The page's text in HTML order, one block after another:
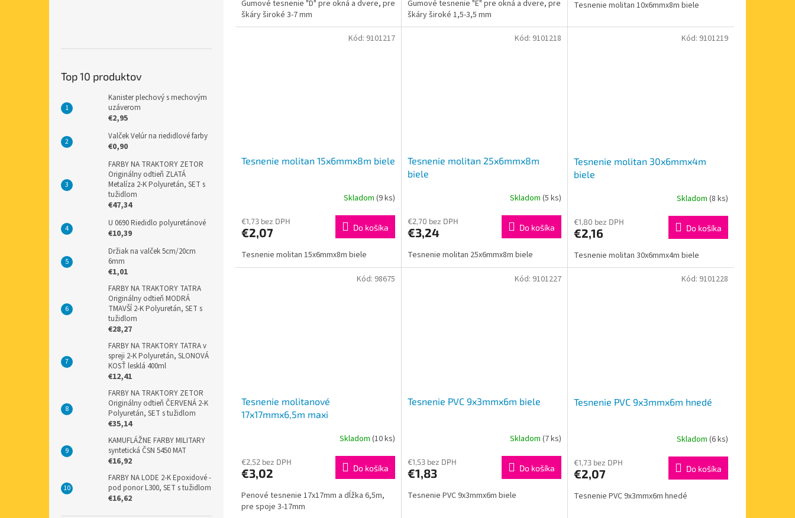
Top 10 produktov
Kanister plechový s mechovým
uzáverom
€2,95
Valček Velúr na riedidlové farby
€0,90
FARBY NA TRAKTORY ZETOR
Originálny odtieň ZLATÁ
Metalíza 2-K Polyuretán, SET s
tužidlom
€47,34
U 0690 Riedidlo polyuretánové
€10,39
Držiak na valček 5cm/20cm
6mm
€1,01
FARBY NA TRAKTORY TATRA
Originálny odtieň MODRÁ
TMAVŠÍ 2-K Polyuretán, SET s
tužidlom
€28,27
FARBY NA TRAKTORY TATRA v
spreji 2-K Polyuretán, SLONOVÁ
KOSŤ lesklá 400ml
€12,41
FARBY NA TRAKTORY ZETOR
Originálny odtieň ČERVENÁ 2-K
Polyuretán, SET s tužidlom
€35,14
KAMUFLÁŽNE FARBY MILITARY
syntetická ČSN 5450 MAT
€16,92
FARBY NA LODE 2-K Epoxidové -
pod ponor L300, SET s tužidlom
€16,62
Gumové tesnenie "D" pre okná a dvere, pre
škáry široké 3-7 mm
Gumové tesnenie "E" pre okná a dvere, pre
škáry široké 1,5-3,5 mm
Tesnenie molitan 10x6mmx8m biele
Tesnenie molitan 15x6mmx8m biele
Skladom (9 ks)
€1,73 bez DPH
€2,07 Do košíka
Tesnenie molitan 15x6mmx8m biele
Kód: 9101217
Tesnenie molitan 25x6mmx8m
biele
Skladom (5 ks)
€2,70 bez DPH
€3,24 Do košíka
Tesnenie molitan 25x6mmx8m biele
Kód: 9101218
Tesnenie molitan 30x6mmx4m
biele
Skladom (8 ks)
€1,80 bez DPH
€2,16 Do košíka
Tesnenie molitan 30x6mmx4m biele
Kód: 9101219
Tesnenie molitanové
17x17mmx6,5m maxi
Skladom (10 ks)
€2,52 bez DPH
€3,02 Do košíka
Penové tesnenie 17x17mm a dĺžka 6,5m,
pre spoje 3-17mm
Kód: 98675
Tesnenie PVC 9x3mmx6m biele
Skladom (7 ks)
€1,53 bez DPH
€1,83 Do košíka
Tesnenie PVC 9x3mmx6m biele
Kód: 9101227
Tesnenie PVC 9x3mmx6m hnedé
Skladom (6 ks)
€1,73 bez DPH
€2,07 Do košíka
Tesnenie PVC 9x3mmx6m hnedé
Kód: 9101228